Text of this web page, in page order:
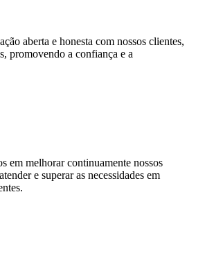
aberta e honesta com nossos clientes,
promovendo a confiança e a
em melhorar continuamente nossos
e superar as necessidades em